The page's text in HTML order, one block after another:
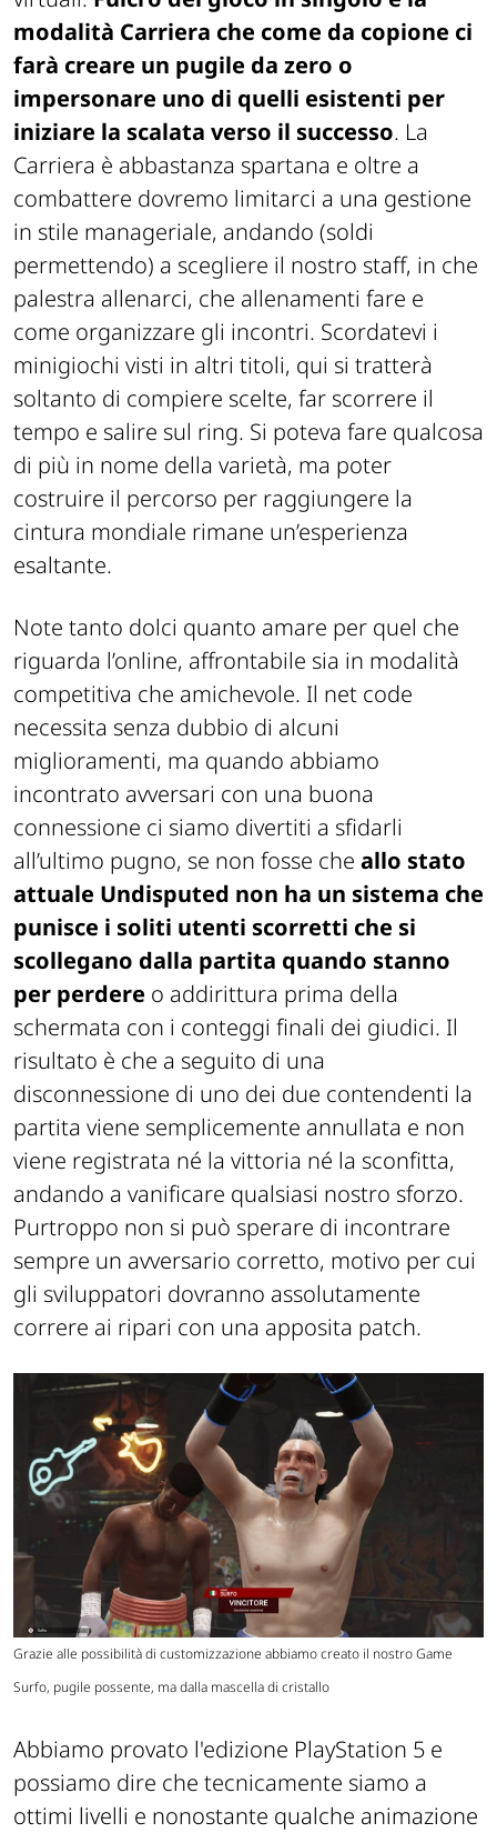
modalità Carriera che come da copione ci
farà creare un pugile da zero o
impersonare uno di quelli esistenti per
iniziare la scalata verso il successo. La
Carriera è abbastanza spartana e oltre a
combattere dovremo limitarci a una gestione
in stile manageriale, andando (soldi
permettendo) a scegliere il nostro staff, in che
palestra allenarci, che allenamenti fare e
come organizzare gli incontri. Scordatevi i
minigiochi visti in altri titoli, qui si tratterà
soltanto di compiere scelte, far scorrere il
tempo e salire sul ring. Si poteva fare qualcosa
di più in nome della varietà, ma poter
costruire il percorso per raggiungere la
cintura mondiale rimane un’esperienza
esaltante.
Note tanto dolci quanto amare per quel che
riguarda l’online, affrontabile sia in modalità
competitiva che amichevole. Il net code
necessita senza dubbio di alcuni
miglioramenti, ma quando abbiamo
incontrato avversari con una buona
connessione ci siamo divertiti a sfidarli
all’ultimo pugno, se non fosse che allo stato
attuale Undisputed non ha un sistema che
punisce i soliti utenti scorretti che si
scollegano dalla partita quando stanno
per perdere o addirittura prima della
schermata con i conteggi finali dei giudici. Il
risultato è che a seguito di una
disconnessione di uno dei due contendenti la
partita viene semplicemente annullata e non
viene registrata né la vittoria né la sconfitta,
andando a vanificare qualsiasi nostro sforzo.
Purtroppo non si può sperare di incontrare
sempre un avversario corretto, motivo per cui
gli sviluppatori dovranno assolutamente
correre ai ripari con una apposita patch.
Grazie alle possibilità di customizzazione abbiamo creato il nostro Game
Surfo, pugile possente, ma dalla mascella di cristallo
Abbiamo provato l'edizione PlayStation 5 e
possiamo dire che tecnicamente siamo a
ottimi livelli e nonostante qualche animazione